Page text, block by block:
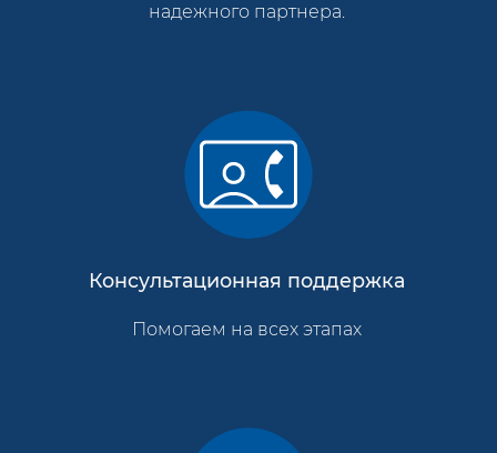
надежного партнера.
Консультационная поддержка
Помогаем на всех этапах